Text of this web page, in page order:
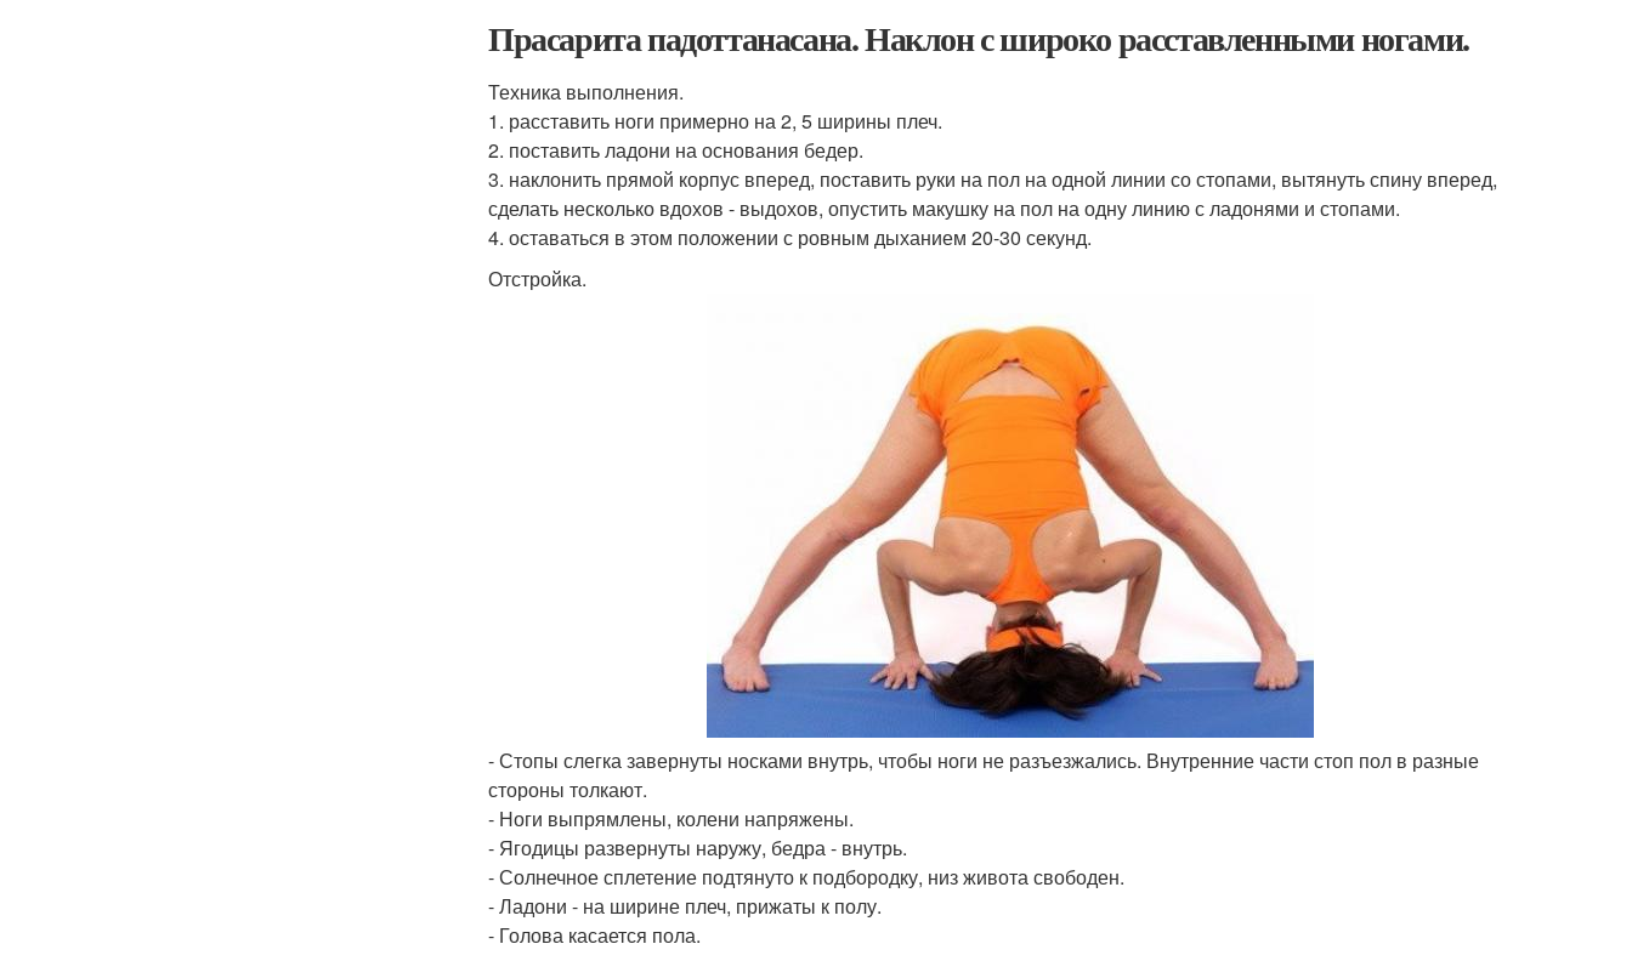
Прасарита падоттанасана. Наклон с широко расставленными ногами.
Техника выполнения.
1. расставить ноги примерно на 2, 5 ширины плеч.
2. поставить ладони на основания бедер.
3. наклонить прямой корпус вперед, поставить руки на пол на одной линии со стопами, вытянуть спину вперед,
сделать несколько вдохов - выдохов, опустить макушку на пол на одну линию с ладонями и стопами.
4. оставаться в этом положении с ровным дыханием 20-30 секунд.
Отстройка.
- Стопы слегка завернуты носками внутрь, чтобы ноги не разъезжались. Внутренние части стоп пол в разные
стороны толкают.
- Ноги выпрямлены, колени напряжены.
- Ягодицы развернуты наружу, бедра - внутрь.
- Солнечное сплетение подтянуто к подбородку, низ живота свободен.
- Ладони - на ширине плеч, прижаты к полу.
- Голова касается пола.